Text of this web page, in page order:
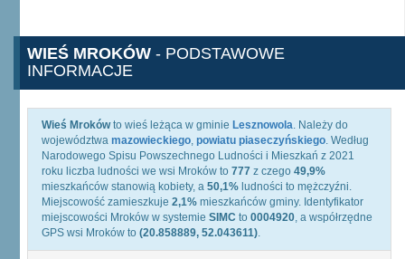
WIEŚ MROKÓW - PODSTAWOWE
INFORMACJE
Wieś Mrokówto wieś leżąca w gminie Lesznowola. Należy do
województwa mazowieckiego, powiatu piaseczyńskiego. Według
Narodowego Spisu Powszechnego Ludności i Mieszkań z 2021
roku liczba ludności we wsi Mroków to 777 z czego 49,9%
mieszkańców stanowią kobiety, a 50,1% ludności to mężczyźni.
Miejscowość zamieszkuje 2,1% mieszkańców gminy. Identyfikator
miejscowości Mroków w systemie SIMC to 0004920, a współrzędne
GPS wsi Mroków to (20.858889, 52.043611).